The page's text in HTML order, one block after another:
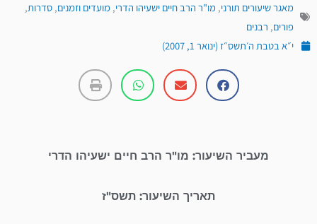
מאגר שיעורים תורני, מו"ר הרב חיים ישעיהו הדרי, מועדים וזמנים, סדרות,
פורים, רבנים
י״א בטבת ה׳תשס״ז (ינואר 1, 2007)
מעביר השיעור: מו"ר הרב חיים ישעיהו הדרי
תאריך השיעור: תשס"ז